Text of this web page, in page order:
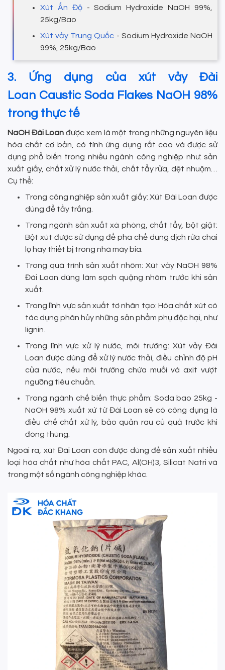
Xút Ấn Độ- Sodium Hydroxide NaOH 99%,
25kg/Bao
Xút vảy Trung Quốc - Sodium Hydroxide NaOH
99%, 25kg/Bao
3. Ứng dụng của xút vảy Đài
Loan Caustic Soda Flakes NaOH 98%
trong thực tế
NaOH Đài Loan được xem là một trong những nguyên liệu
hóa chất cơ bản, có tính ứng dụng rất cao và được sử
dụng phổ biến trong nhiều ngành công nghiệp như: sản
xuất giấy, chất xử lý nước thải, chất tẩy rửa, dệt nhuộm…
Cụ thể:
Trong công nghiệp sản xuất giấy: Xút Đài Loan được
dùng để tẩy trắng.
Trong ngành sản xuất xà phòng, chất tẩy, bột giặt:
Bột xút được sử dụng để pha chế dung dịch rửa chai
lọ hay thiết bị trong nhà máy bia.
Trong quá trình sản xuất nhôm: Xút vảy NaOH 98%
Đài Loan dùng làm sạch quặng nhôm trước khi sản
xuất.
Trong lĩnh vực sản xuất tơ nhân tạo: Hóa chất xút có
tác dụng phân hủy những sản phẩm phụ độc hại, như
lignin.
Trong lĩnh vực xử lý nước, môi trường: Xút vảy Đài
Loan được dùng để xử lý nước thải, điều chỉnh độ pH
của nước, nếu môi trường chứa muối và axit vượt
ngưỡng tiêu chuẩn.
Trong ngành chế biến thực phẩm: Soda bao 25kg -
NaOH 98% xuất xứ từ Đài Loan sẽ có công dụng là
điều chế chất xử lý, bảo quản rau củ quả trước khi
đóng thùng.
Ngoài ra, xút Đài Loan còn được dùng để sản xuất nhiều
loại hóa chất như hóa chất PAC, Al(OH)3, Silicat Natri và
trong một số ngành công nghiệp khác.